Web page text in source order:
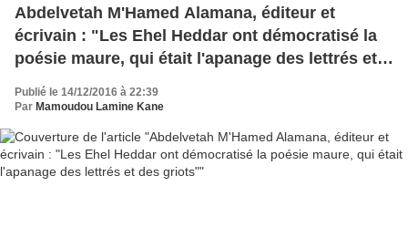
Abdelvetah M'Hamed Alamana, éditeur et
écrivain : "Les Ehel Heddar ont démocratisé la
poésie maure, qui était l'apanage des lettrés et
Publié le 14/12/2016 à 22:39
Par Mamoudou Lamine Kane